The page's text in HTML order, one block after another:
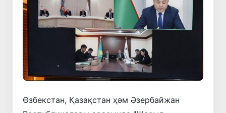
Өзбекстан, Қазақстан ҳәм Әзербайжан